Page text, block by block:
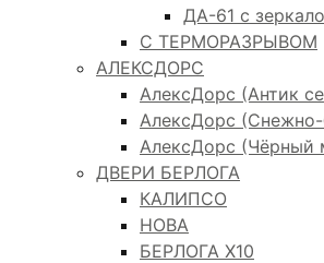
ДА-61 с
С ТЕРМОРАЗРЫВОМ
АЛЕКСДОРС
АлексДорс (Антик
АлексДорс (Снежно-
АлексДорс (Чёрный
ДВЕРИ БЕРЛОГА
КАЛИПСО
НОВА
БЕРЛОГА Х10